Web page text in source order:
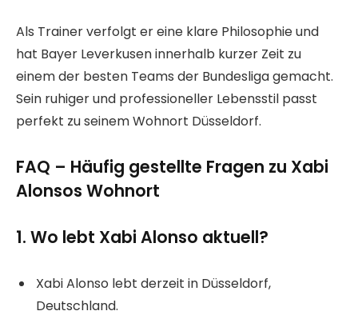
Als Trainer verfolgt er eine klare Philosophie und
hat Bayer Leverkusen innerhalb kurzer Zeit zu
einem der besten Teams der Bundesliga gemacht.
Sein ruhiger und professioneller Lebensstil passt
perfekt zu seinem Wohnort Düsseldorf.
FAQ – Häufig gestellte Fragen zu Xabi
Alonsos Wohnort
1. Wo lebt Xabi Alonso aktuell?
Xabi Alonso lebt derzeit in Düsseldorf,
Deutschland.